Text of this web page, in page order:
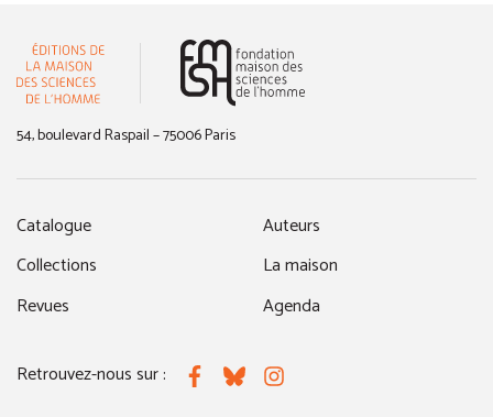
54, boulevard Raspail – 75006 Paris
Catalogue
Collections
Revues
Auteurs
La maison
Agenda
Retrouvez-nous sur : FacebookBlueskyInstagram